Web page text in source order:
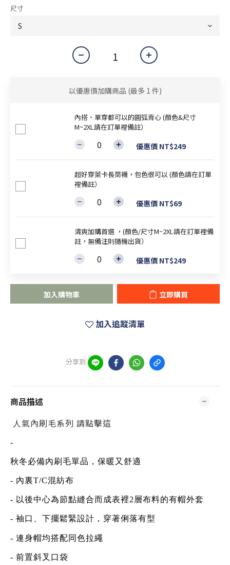
尺寸
以優惠價加購商品 (最多 1 件)
內搭、單穿都可以的圓弧背心 (顏色&尺寸
M~2XL請在訂單裡備註）
優惠價 NT$249
超好穿萊卡長筒襪，包色很可以 (顏色請在訂單
裡備註）
優惠價 NT$69
清爽加購首選 ，(顏色/尺寸M~2XL請在訂單裡備
註，無備注則隨機出貨）
優惠價 NT$249
加入購物車 立即購買
加入追蹤清單
分享到
商品描述
人氣內刷毛系列 請點擊這
-
秋冬必備內刷毛單品，保暖又舒適
- 內裏T/C混紡布
- 以後中心為節點縫合而成表裡2層布料的有帽外套
- 袖口、下擺鬆緊設計，穿著俐落有型
- 連身帽均搭配同色拉繩
- 前置斜叉口袋